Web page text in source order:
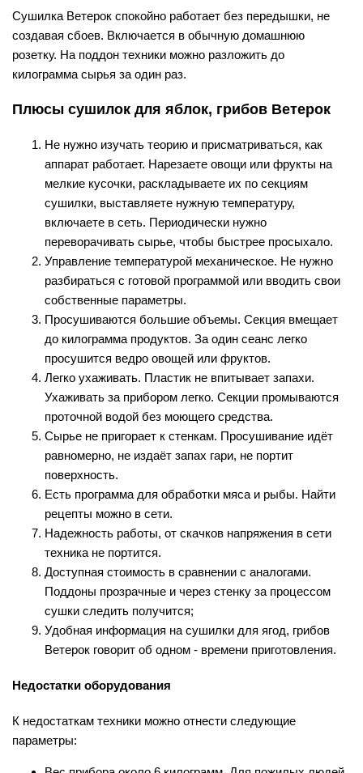
Сушилка Ветерок спокойно работает без передышки, не
создавая сбоев. Включается в обычную домашнюю
розетку. На поддон техники можно разложить до
килограмма сырья за один раз.
Плюсы сушилок для яблок, грибов Ветерок
Не нужно изучать теорию и присматриваться, как
аппарат работает. Нарезаете овощи или фрукты на
мелкие кусочки, раскладываете их по секциям
сушилки, выставляете нужную температуру,
включаете в сеть. Периодически нужно
переворачивать сырье, чтобы быстрее просыхало.
Управление температурой механическое. Не нужно
разбираться с готовой программой или вводить свои
собственные параметры.
Просушиваются большие объемы. Секция вмещает
до килограмма продуктов. За один сеанс легко
просушится ведро овощей или фруктов.
Легко ухаживать. Пластик не впитывает запахи.
Ухаживать за прибором легко. Секции промываются
проточной водой без моющего средства.
Сырье не пригорает к стенкам. Просушивание идёт
равномерно, не издаёт запах гари, не портит
поверхность.
Есть программа для обработки мяса и рыбы. Найти
рецепты можно в сети.
Надежность работы, от скачков напряжения в сети
техника не портится.
Доступная стоимость в сравнении с аналогами.
Поддоны прозрачные и через стенку за процессом
сушки следить получится;
Удобная информация на сушилки для ягод, грибов
Ветерок говорит об одном - времени приготовления.
Недостатки оборудования
К недостаткам техники можно отнести следующие
параметры: